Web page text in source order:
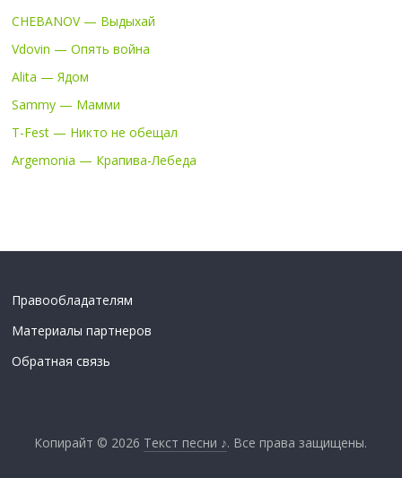
CHEBANOV — Выдыхай
Vdovin — Опять война
Alita — Ядом
Sammy — Мамми
T-Fest — Никто не обещал
Argemonia — Крапива-Лебеда
Правообладателям
Материалы партнеров
Обратная связь
Копирайт © 2026 Текст песни ♪. Все права защищены.